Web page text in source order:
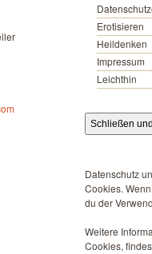
Erotisieren
Heildenken
Impressum
Leichthin
Datenschutz
Cookies.
du der
Weitere
Cookies,